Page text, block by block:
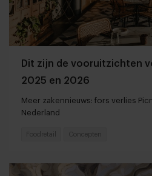
Dit zijn de vooruitzichten
2025 en 2026
Meer zakennieuws: fors verlies
Nederland
Foodretail Concepten